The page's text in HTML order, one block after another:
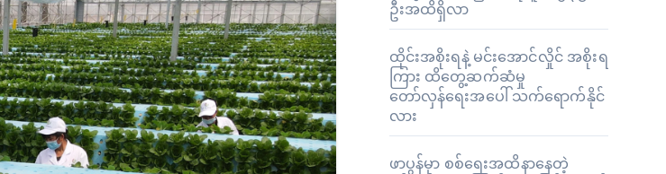
ဦးအထိရှိလာ
ထိုင်းအစိုးရနဲ့ မင်းအောင်လှိုင် အစိုးရ
ကြား ထိတွေ့ဆက်ဆံမှု
တော်လှန်ရေးအပေါ် သက်ရောက်နိုင်
လား
ဖာပွန်မှာ စစ်ရေးအထိနာနေတဲ့